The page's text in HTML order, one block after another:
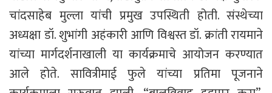
चांदसाहेब मुल्ला यांची प्रमुख उपस्थिती होती. संस्थेच्या
अध्यक्षा डॉ. शुभांगी अहंकारी आणि विश्वस्त डॉ. क्रांती रायमाने
यांच्या मार्गदर्शनाखाली या कार्यक्रमाचे आयोजन करण्यात
आले होते. सावित्रीमाई फुले यांच्या प्रतिमा पूजनाने